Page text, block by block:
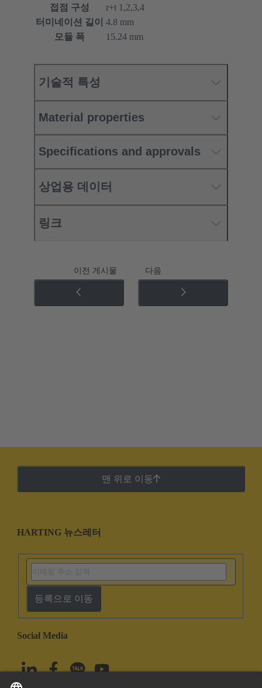
접점 구성
r+t 1,2,3,4
터미네이션 길이 4.8 mm
모듈 폭
15.24 mm
기술적 특성
Material properties
Specifications and approvals
상업용 데이터
링크
이전 게시물 다음
맨 위로 이동
HARTING 뉴스레터
등록으로 이동
Social Media